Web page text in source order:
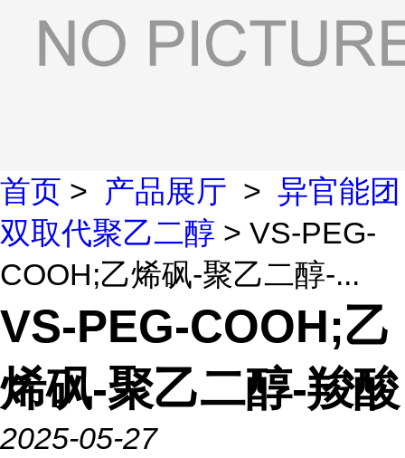
首页 > 产品展厅 > 异官能团
双取代聚乙二醇 > VS-PEG-
COOH;乙烯砜-聚乙二醇-...
VS-PEG-COOH;乙
烯砜-聚乙二醇-羧酸
2025-05-27